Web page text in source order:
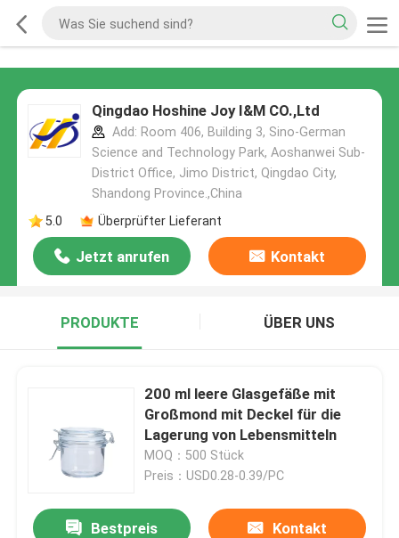
Qingdao Hoshine Joy I&M CO.,Ltd
Add: Room 406, Building 3, Sino-German
Science and Technology Park, Aoshanwei Sub-
District Office, Jimo District, Qingdao City,
Shandong Province.,China
5.0
Überprüfter Lieferant
Jetzt anrufen Kontakt
PRODUKTE ÜBER UNS
200 ml leere Glasgefäße mit
Großmond mit Deckel für die
Lagerung von Lebensmitteln
MOQ：500 Stück
Preis：USD0.28-0.39/PC
Bestpreis Kontakt